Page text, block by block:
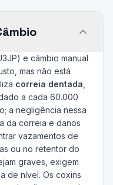
e câmbio manual
mas não está
correia dentada
a cada 60.000
a negligência nessa
da correia e danos
vazamentos de
ou no retentor do
graves, exigem
de nível. Os coxins